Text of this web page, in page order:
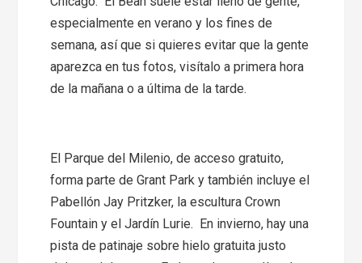
especialmente en verano y los fines de
semana, así que si quieres evitar que la gente
aparezca en tus fotos, visítalo a primera hora
de la mañana o a última de la tarde.
El Parque del Milenio, de acceso gratuito,
forma parte de Grant Park y también incluye el
Pabellón Jay Pritzker, la escultura Crown
Fountain y el Jardín Lurie. En invierno, hay una
pista de patinaje sobre hielo gratuita justo